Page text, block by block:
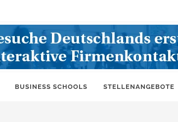
BUSINESS SCHOOLS STELLENANGEBOTE